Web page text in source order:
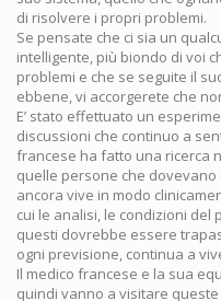
di risolvere i propri problemi.
Se pensate che ci sia un
intelligente, più biondo di voi
problemi e che se seguite il
ebbene, vi accorgerete che
E’ stato effettuato un
discussioni che continuo a
francese ha fatto una ricerca
quelle persone che
ancora vive in modo
cui le analisi, le condizioni
questi dovrebbe essere
ogni previsione, continua a
Il medico francese e la sua
quindi vanno a visitare